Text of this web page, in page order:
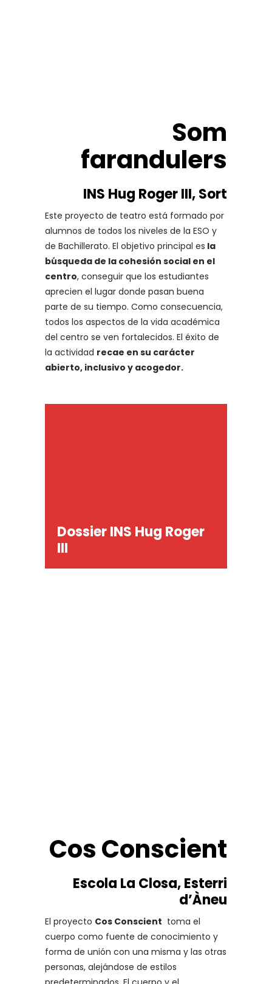
Som
farandulers
INS Hug Roger III, Sort
Este proyecto de teatro está formado por
alumnos de todos los niveles de la ESO y
de Bachillerato. El objetivo principal es la
búsqueda de la cohesión social en el
centro, conseguir que los estudiantes
aprecien el lugar donde pasan buena
parte de su tiempo. Como consecuencia,
todos los aspectos de la vida académica
del centro se ven fortalecidos. El éxito de
la actividad recae en su carácter
abierto, inclusivo y acogedor.
Dossier INS Hug Roger
III
Cos Conscient
Escola La Closa, Esterri
d’Àneu
El proyecto Cos Conscient toma el
cuerpo como fuente de conocimiento y
forma de unión con una misma y las otras
personas, alejándose de estilos